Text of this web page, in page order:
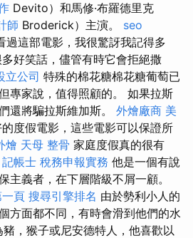
Devito）和馬修·布羅德里克
師 Broderick）主演。 seo
過這部電影，我很驚訝我記得多
好笑話，儘管有時它會拒絕撒
立公司 特殊的棉花糖棉花糖葡萄已
專家說，值得照顧的。 如果拉斯
還將騙拉斯維加斯。 外燴廠商 美
度假電影，這些電影可以保證所
燴 天母 整骨 家庭度假真的很有
記帳士 稅務申報實務 他是一個有說
主義者，在下層階級不屑一顧。
頁 搜尋引擎排名 由於勢利小人的
方面都不同，有時會滑到他們的水
，猴子或尼安德特人，他喜歡以